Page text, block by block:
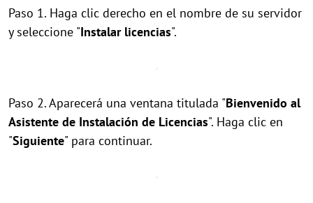
Paso 1. Haga clic derecho en el nombre de su servidor
y seleccione "Instalar licencias".
Paso 2. Aparecerá una ventana titulada "Bienvenido al
Asistente de Instalación de Licencias". Haga clic en
"Siguiente" para continuar.